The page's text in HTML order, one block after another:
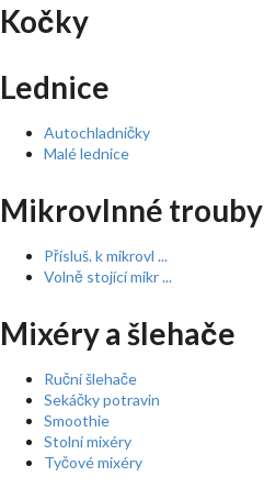
Kočky
Lednice
Autochladničky
Malé lednice
Mikrovlnné trouby
Přísluš. k mikrovl ...
Volně stojící mikr ...
Mixéry a šlehače
Ruční šlehače
Sekáčky potravin
Smoothie
Stolní mixéry
Tyčové mixéry